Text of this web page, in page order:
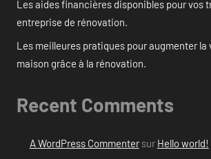
Les aides financières disponibles pour vos
entreprise de rénovation.
Les meilleures pratiques pour augmenter la
maison grâce à la rénovation.
Recent Comments
A WordPress Commentersur Hello world!